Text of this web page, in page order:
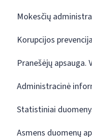
Mokesčių
Korupcijos prevencija
Pranešėjų apsauga.
Administracinė
Statistiniai
Asmens duomenų